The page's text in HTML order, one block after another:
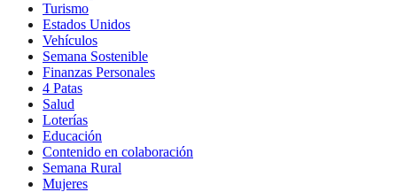
Turismo
Estados Unidos
Vehículos
Semana Sostenible
Finanzas Personales
4 Patas
Salud
Loterías
Educación
Contenido en colaboración
Semana Rural
Mujeres